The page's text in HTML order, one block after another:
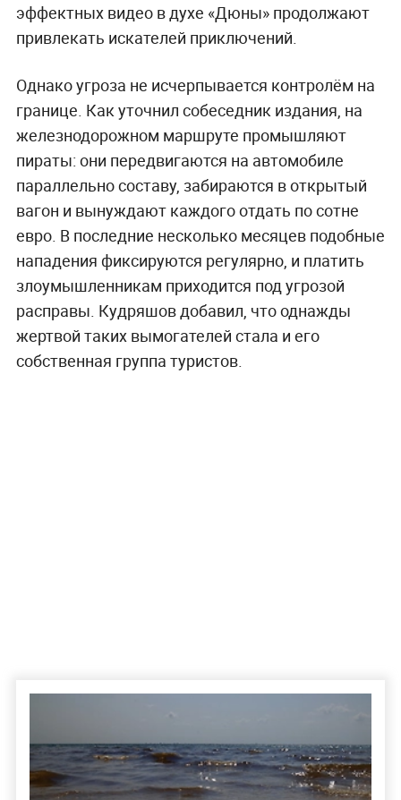
эффектных видео в духе «Дюны» продолжают
привлекать искателей приключений.
Однако угроза не исчерпывается контролём на
границе. Как уточнил собеседник издания, на
железнодорожном маршруте промышляют
пираты: они передвигаются на автомобиле
параллельно составу, забираются в открытый
вагон и вынуждают каждого отдать по сотне
евро. В последние несколько месяцев подобные
нападения фиксируются регулярно, и платить
злоумышленникам приходится под угрозой
расправы. Кудряшов добавил, что однажды
жертвой таких вымогателей стала и его
собственная группа туристов.